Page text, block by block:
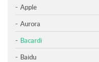
Apple
Aurora
Bacardi
Baidu